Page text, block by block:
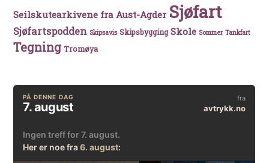
Seilskutearkivene fra Aust-Agder Sjøfart
Sjøfartspodden Skipsavis Skipsbygging Skole Sommer Tankfart
Tegning Tromøya